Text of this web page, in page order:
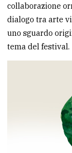
Cerca
per
comune
Ricerca
collaborazione
dialogo tra arte
uno sguardo
tema del festival.